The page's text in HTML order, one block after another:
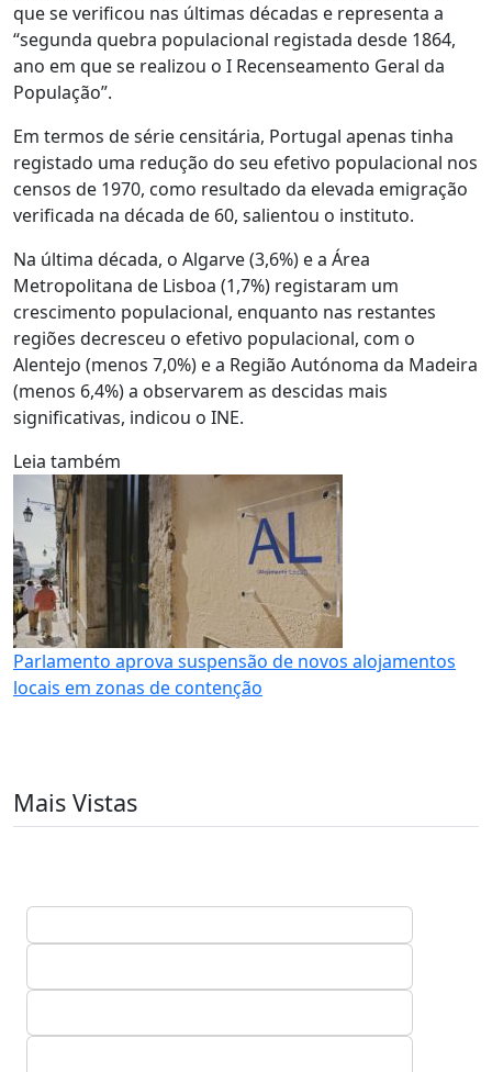
que se verificou nas últimas décadas e representa a
“segunda quebra populacional registada desde 1864,
ano em que se realizou o I Recenseamento Geral da
População”.
Em termos de série censitária, Portugal apenas tinha
registado uma redução do seu efetivo populacional nos
censos de 1970, como resultado da elevada emigração
verificada na década de 60, salientou o instituto.
Na última década, o Algarve (3,6%) e a Área
Metropolitana de Lisboa (1,7%) registaram um
crescimento populacional, enquanto nas restantes
regiões decresceu o efetivo populacional, com o
Alentejo (menos 7,0%) e a Região Autónoma da Madeira
(menos 6,4%) a observarem as descidas mais
significativas, indicou o INE.
Leia também
Parlamento aprova suspensão de novos alojamentos
locais em zonas de contenção
Mais Vistas